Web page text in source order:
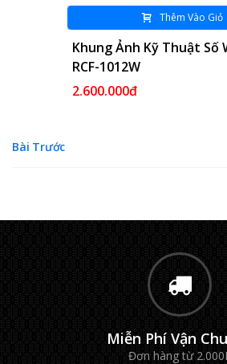
Thêm Vào
Khung Ảnh Kỹ Thuật
RCF-1013W
2.900.000đ
Bài Trước
Miễn Phí Vận
Đơn hàng từ